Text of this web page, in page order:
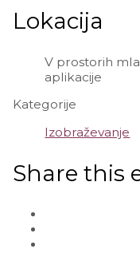
Lokacija
V prostorih
aplikacije
Kategorije
Izobraževanje
Share this